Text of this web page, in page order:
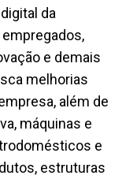
da
e demais
melhorias
além de
máquinas e
e
estruturas